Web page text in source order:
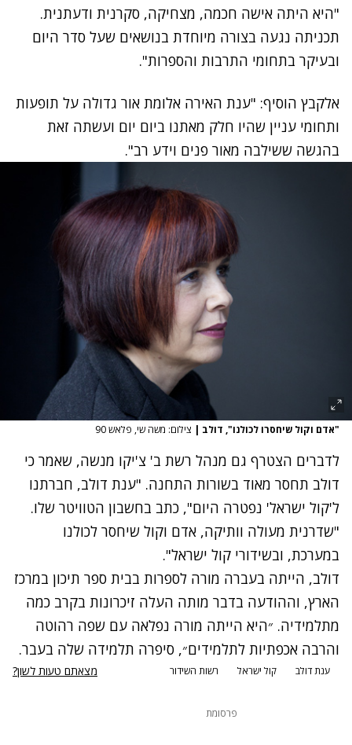
"היא היתה אישה חכמה, מצחיקה, סקרנית ודעתנית.
תכניתה נגעה בצורה מיוחדת בנושאים שעל סדר היום
ובעיקר בתחומי התרבות והספרות".
אלקבץ הוסיף: "ענת האירה אלומת אור גדולה על תופעות
ותחומי עניין שהיו חלק מאתנו ביום יום ועשתה זאת
בהגשה ששילבה מאור פנים וידע רב".
"אדם וקול שיחסרו לכולנו", דולב | צילום: משה שי, פלאש 90
לדברים הצטרף גם מנהל רשת ב' צ'יקו מנשה, שאמר כי
דולב תחסר מאוד בשורות התחנה. "ענת דולב, חברתנו
ל'קול ישראל' נפטרה היום", כתב בחשבון הטוויטר שלו.
"שדרנית מעולה וותיקה, אדם וקול שיחסר לכולנו
במערכת, ובשידורי קול ישראל".‎
דולב, הייתה בעברה מורה לספרות בבית ספר תיכון במרכז
הארץ, וההודעה בדבר מותה העלה זיכרונות בקרב כמה
מתלמידיה. ״היא הייתה מורה נפלאה עם שפה רהוטה
והרבה אכפתיות לתלמידים״, סיפרה תלמידה שלה בעבר.
ענת דולב קול ישראל רשות השידור מצאתם טעות לשון?
פרסומת